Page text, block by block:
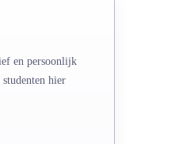
en persoonlijk
hier